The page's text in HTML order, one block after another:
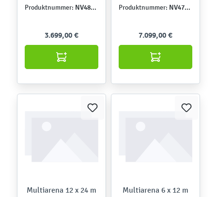
Produktnummer: NV48303
3.699,00 €
Produktnummer: NV47104Z
7.099,00 €
Multiarena 12 x 24 m Multiarena 6 x 12 m